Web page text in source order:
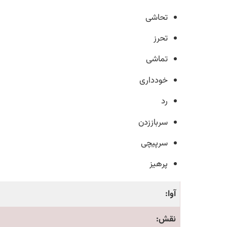
تحاشی
تحرز
تماشی
خودداری
رد
سرباززدن
سرپیچی
پرهیز
آوا:
نقش: